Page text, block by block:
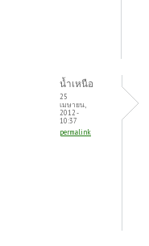
น้ำเหนือ
25
เมษายน,
2012 -
10:37
permalink